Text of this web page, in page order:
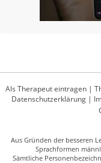
Als Therapeut eintragen |
Datenschutzerklärung|
Aus Gründen der besseren
Sprachformen
Sämtliche